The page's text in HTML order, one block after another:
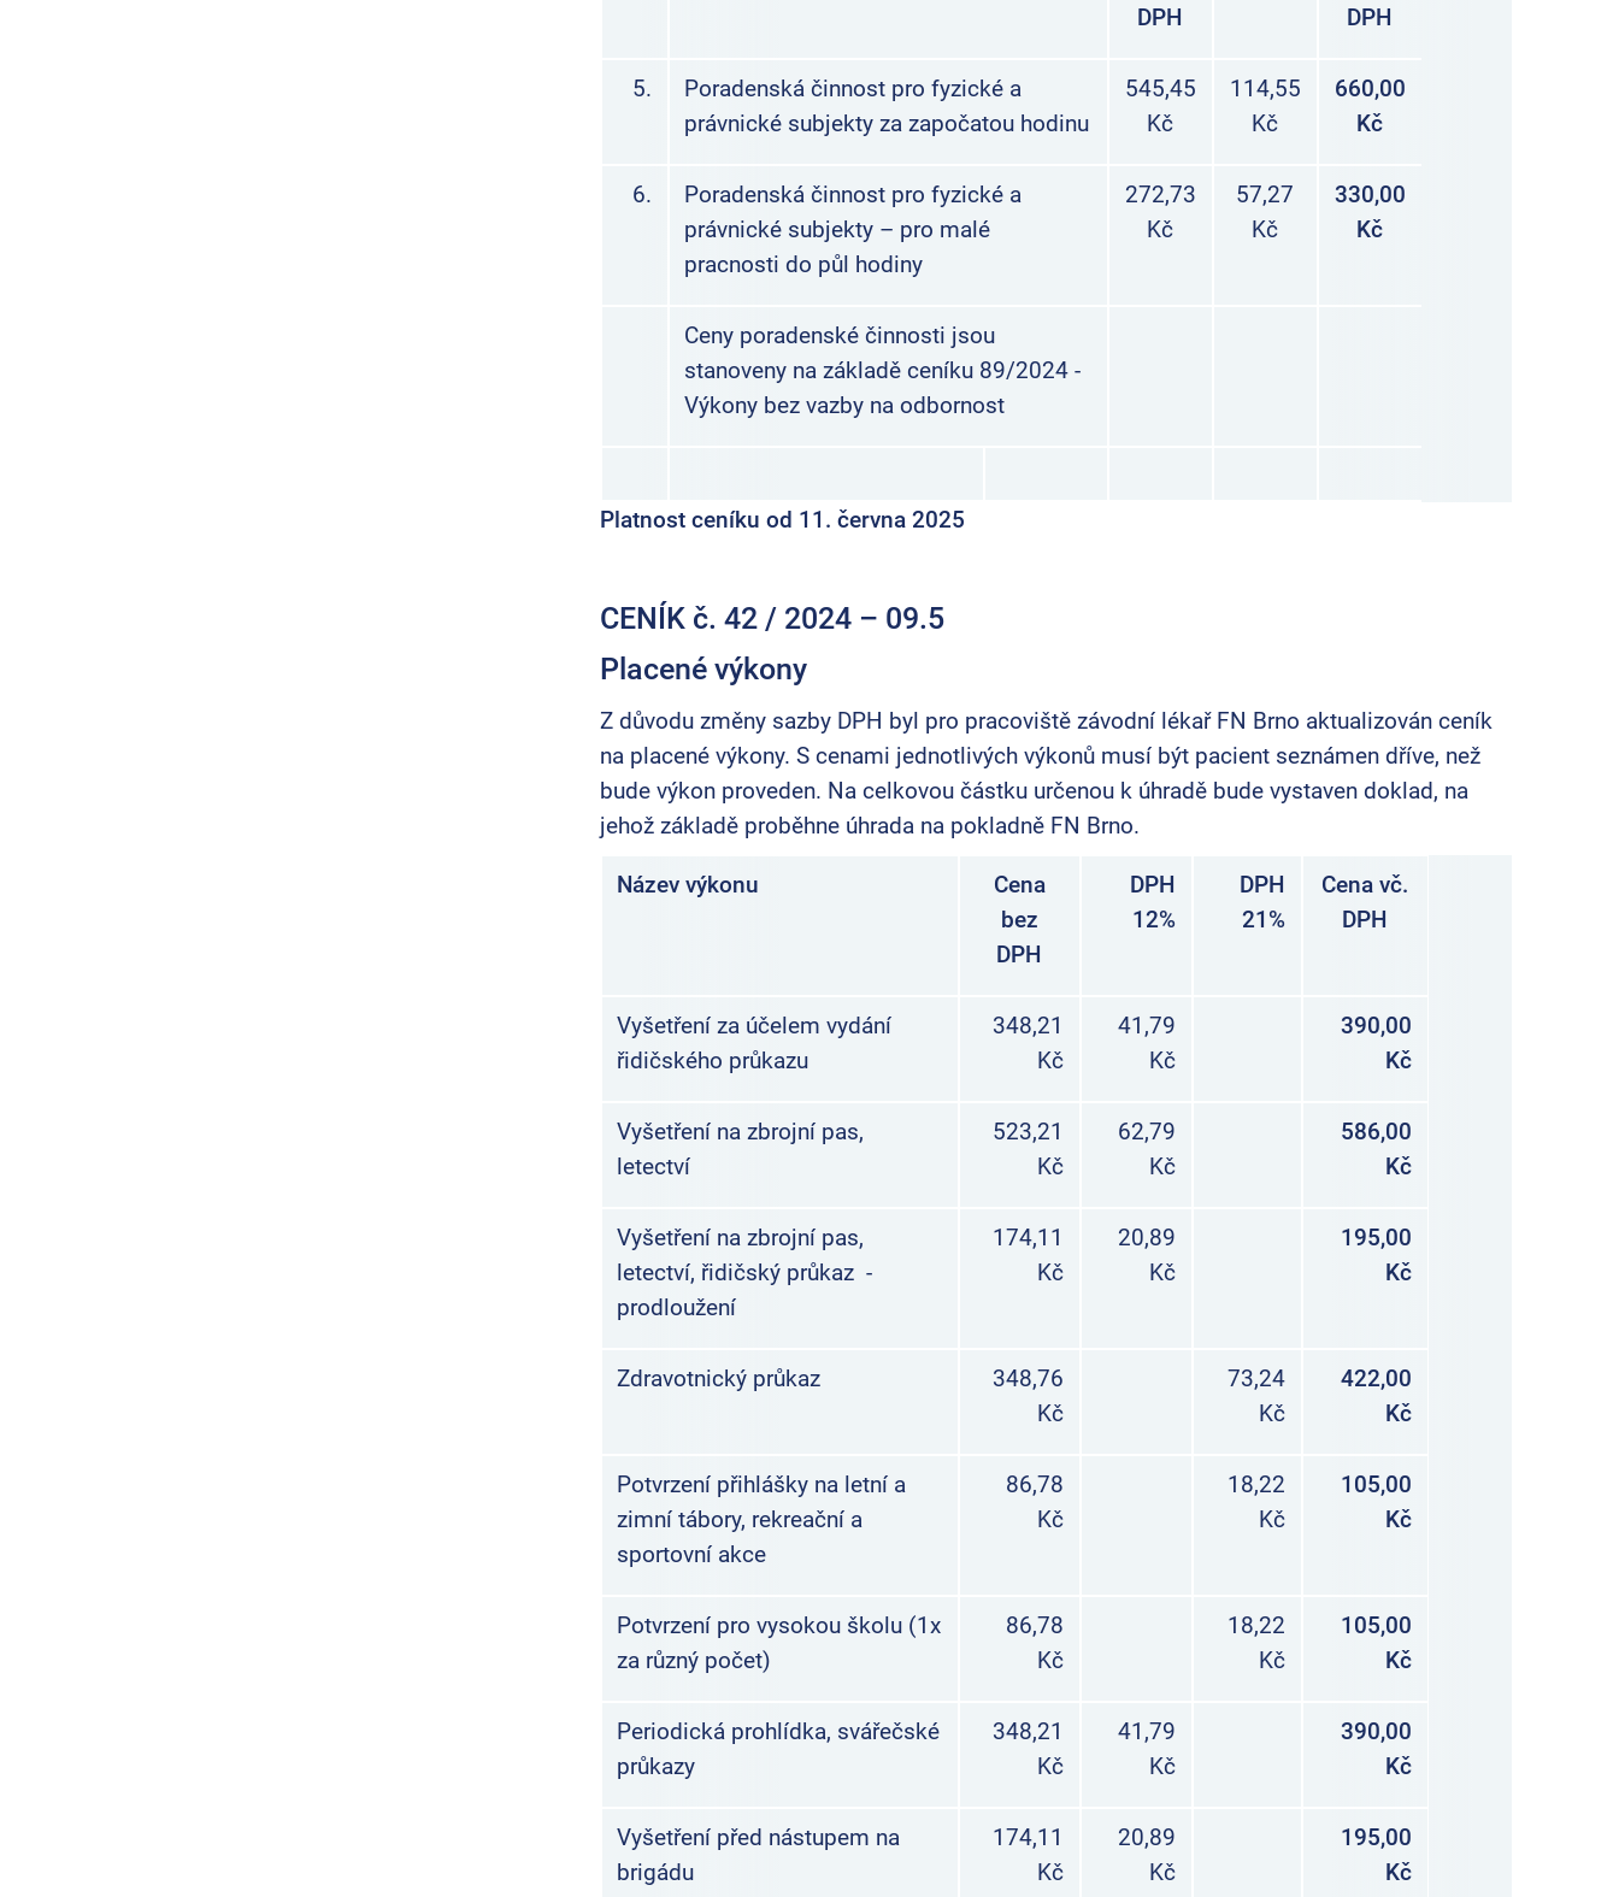
DPH
DPH
5.
Poradenská činnost pro fyzické a
právnické subjekty za započatou hodinu
545,45
Kč
114,55
Kč
660,00
Kč
6.
Poradenská činnost pro fyzické a
právnické subjekty – pro malé
pracnosti do půl hodiny
272,73
Kč
57,27
Kč
330,00
Kč
Ceny poradenské činnosti jsou
stanoveny na základě ceníku 89/2024 -
Výkony bez vazby na odbornost
Platnost ceníku od 11. června 2025
CENÍK č. 42 / 2024 – 09.5
Placené výkony
Z důvodu změny sazby DPH byl pro pracoviště závodní lékař FN Brno aktualizován ceník
na placené výkony. S cenami jednotlivých výkonů musí být pacient seznámen dříve, než
bude výkon proveden. Na celkovou částku určenou k úhradě bude vystaven doklad, na
jehož základě proběhne úhrada na pokladně FN Brno.
Název výkonu
Cena
bez
DPH
DPH
12%
DPH
21%
Cena vč.
DPH
Vyšetření za účelem vydání
řidičského průkazu
348,21
Kč
41,79
Kč
390,00
Kč
Vyšetření na zbrojní pas,
letectví
523,21
Kč
62,79
Kč
586,00
Kč
Vyšetření na zbrojní pas,
letectví, řidičský průkaz -
prodloužení
174,11
Kč
20,89
Kč
195,00
Kč
Zdravotnický průkaz
348,76
Kč
73,24
Kč
422,00
Kč
Potvrzení přihlášky na letní a
zimní tábory, rekreační a
sportovní akce
86,78
Kč
18,22
Kč
105,00
Kč
Potvrzení pro vysokou školu (1x
za různý počet)
86,78
Kč
18,22
Kč
105,00
Kč
Periodická prohlídka, svářečské
průkazy
348,21
Kč
41,79
Kč
390,00
Kč
Vyšetření před nástupem na
brigádu
174,11
Kč
20,89
Kč
195,00
Kč